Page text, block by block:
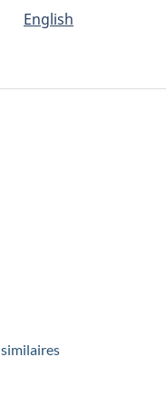
English